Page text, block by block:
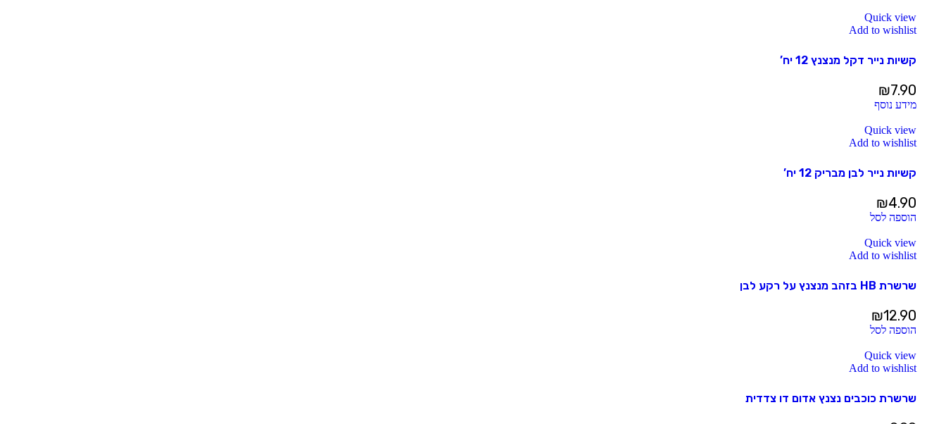
Quick view
Add to wishlist
קשיות נייר דקל מנצנץ 12 יח’
₪7.90
מידע נוסף
Quick view
Add to wishlist
קשיות נייר לבן מבריק 12 יח’
₪4.90
הוספה לסל
Quick view
Add to wishlist
שרשרת HB בזהב מנצנץ על רקע לבן
₪12.90
הוספה לסל
Quick view
Add to wishlist
שרשרת כוכבים נצנץ אדום דו צדדית